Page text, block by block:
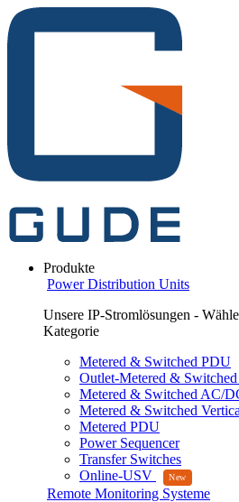
Produkte
Power Distribution Units
Unsere IP-Stromlösungen -
Kategorie
Metered & Switched PDU
Outlet-Metered &
Metered & Switched AC/
Metered & Switched
Metered PDU
Power Sequencer
Transfer Switches
Online-USV
Remote Monitoring Systeme